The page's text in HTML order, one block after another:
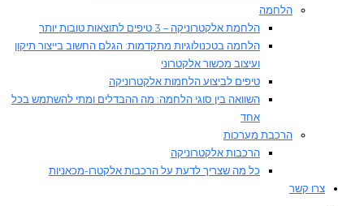
הלחמה
הלחמת אלקטרוניקה – 3 טיפים לתוצאות טובות יותר
הלחמה בטכנולוגיות מתקדמות: הגלם החשוב בייצור תיקון
ועיצוב מכשור אלקטרוני
טיפים לביצוע הלחמות אלקטרוניקה
השוואה בין סוגי הלחמה: מה ההבדלים ומתי להשתמש בכל
אחד
הרכבת מערכות
הרכבות אלקטרוניקה
כל מה שצריך לדעת על הרכבות אלקטרו-מכאניות
צרו קשר